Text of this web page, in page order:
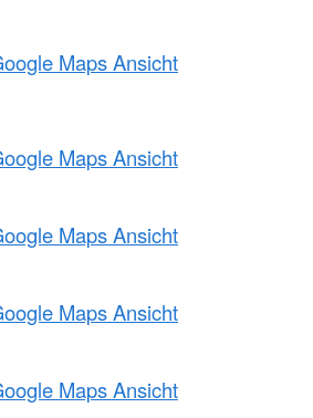
Maps Ansicht
Maps Ansicht
Maps Ansicht
Maps Ansicht
Maps Ansicht